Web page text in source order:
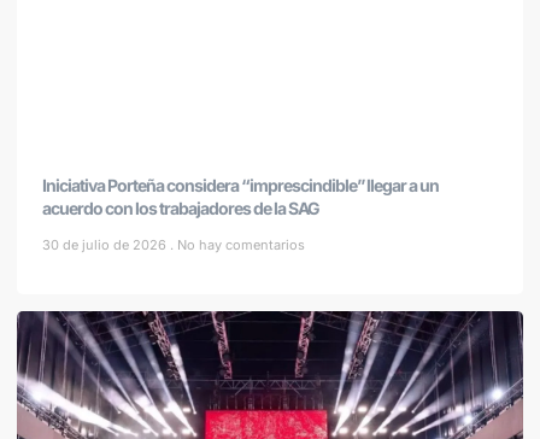
Iniciativa Porteña considera “imprescindible” llegar a un
acuerdo con los trabajadores de la SAG
30 de julio de 2026 No hay comentarios